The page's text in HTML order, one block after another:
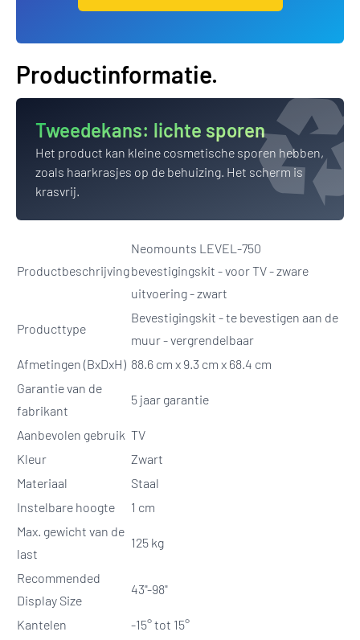
Productinformatie.
Tweedekans: lichte sporen
Het product kan kleine cosmetische sporen hebben,
zoals haarkrasjes op de behuizing. Het scherm is
krasvrij.
Productbeschrijving
Neomounts LEVEL-750
bevestigingskit - voor TV - zware
uitvoering - zwart
Producttype
Bevestigingskit - te bevestigen aan de
muur - vergrendelbaar
Afmetingen (BxDxH) 88.6 cm x 9.3 cm x 68.4 cm
Garantie van de
fabrikant
5 jaar garantie
Aanbevolen gebruik TV
Kleur
Zwart
Materiaal
Staal
Instelbare hoogte
1 cm
Max. gewicht van de
last
125 kg
Recommended
Display Size
43"-98"
Kantelen
-15° tot 15°